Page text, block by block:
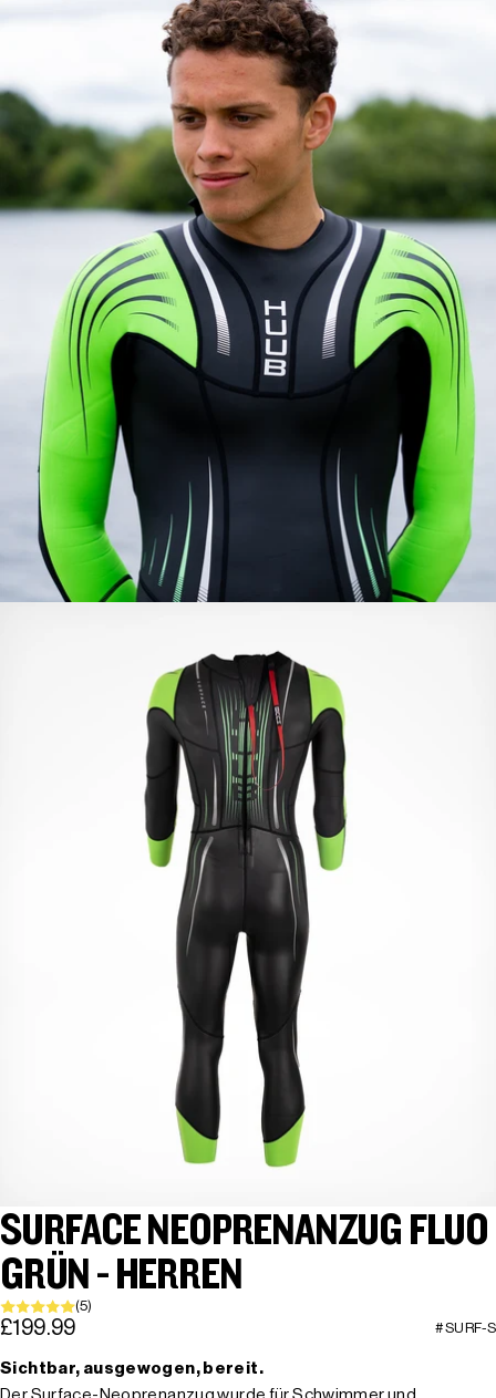
SURFACE NEOPRENANZUG FLUO
GRÜN - HERREN
(5)
£199.99 #SURF-S
Sichtbar, ausgewogen, bereit.